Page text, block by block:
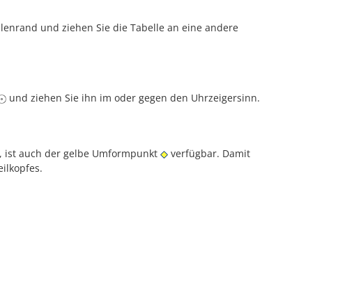
und ziehen Sie die Tabelle an eine andere
und ziehen Sie ihn im oder gegen den Uhrzeigersinn.
ist auch der gelbe Umformpunkt
verfügbar. Damit